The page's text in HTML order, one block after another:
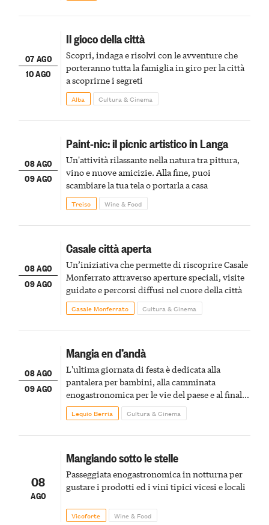
07 AGO
10 AGO
Il gioco della città
Scopri, indaga e risolvi con le avventure che
porteranno tutta la famiglia in giro per la città
a scoprirne i segreti
Alba Cultura & Cinema
08 AGO
09 AGO
Paint-nic: il picnic artistico in Langa
Un'attività rilassante nella natura tra pittura,
vino e nuove amicizie. Alla fine, puoi
scambiare la tua tela o portarla a casa
Treiso Wine & Food
08 AGO
09 AGO
Casale città aperta
Un’iniziativa che permette di riscoprire Casale
Monferrato attraverso aperture speciali, visite
guidate e percorsi diffusi nel cuore della città
Casale Monferrato Cultura & Cinema
08 AGO
09 AGO
Mangia en d’andà
L'ultima giornata di festa è dedicata alla
pantalera per bambini, alla camminata
enogastronomica per le vie del paese e al finale
pirotecnico
Lequio Berria Cultura & Cinema
08
AGO
Mangiando sotto le stelle
Passeggiata enogastronomica in notturna per
gustare i prodotti ed i vini tipici vicesi e locali
Vicoforte Wine & Food